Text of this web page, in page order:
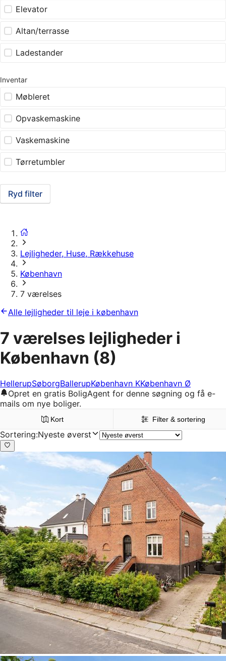
Elevator
Altan/terrasse
Ladestander
Inventar
Møbleret
Opvaskemaskine
Vaskemaskine
Tørretumbler
Ryd filter
Lejligheder, Huse, Rækkehuse
København
7 værelses
Alle lejligheder til leje i københavn
7 værelses lejligheder i
København (8)
HellerupSøborgBallerupKøbenhavn KKøbenhavn Ø
Opret en gratis BoligAgent for denne søgning og få e-
mails om nye boliger.
Kort Filter & sortering
Sortering:Nyeste øverst